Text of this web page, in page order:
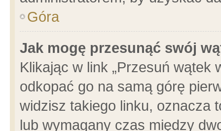
Góra
Jak mogę przesunąć swój
Klikając w link „Przesuń wątek
odkopać go na samą górę
widzisz takiego linku, oznacza
lub wymagany czas między